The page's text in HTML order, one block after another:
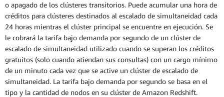
o apagado de los clústeres transitorios. Puede acumular una hora de
créditos para clústeres destinados al escalado de simultaneidad cada
24 horas mientras el clúster principal se encuentre en ejecución. Se
le cobrará la tarifa bajo demanda por segundo de un clúster de
escalado de simultaneidad utilizado cuando se superan los créditos
gratuitos (solo cuando atiendan sus consultas) con un cargo mínimo
de un minuto cada vez que se active un clúster de escalado de
simultaneidad. La tarifa bajo demanda por segundo se basa en el
tipo y la cantidad de nodos en su clúster de Amazon Redshift.